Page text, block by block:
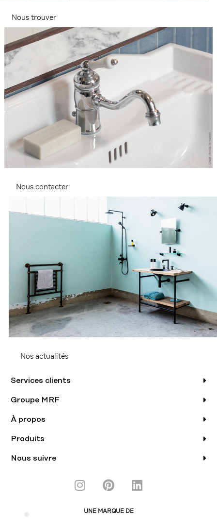
Nous trouver
Nous contacter
Nos actualités
Services clients
Groupe MRF
À propos
Produits
Nous suivre
I
n
s
P
i
n
L
i
UNE MARQUE DE